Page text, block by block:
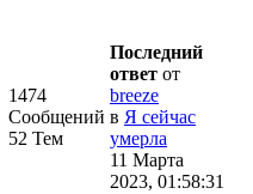
1474
Сообщений
52 Тем
Последний
ответ от
breeze
в Я сейчас
умерла
11 Марта
2023, 01:58:31